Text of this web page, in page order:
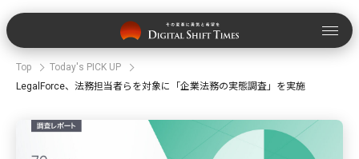
Top
Today's PICK UP
LegalForce、法務担当者らを対象に「企業法務の実態調査」を実施